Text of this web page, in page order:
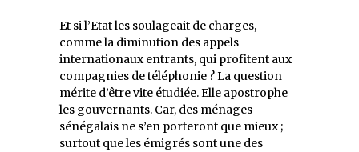
Et si l’Etat les soulageait de charges,
comme la diminution des appels
internationaux entrants, qui profitent aux
compagnies de téléphonie ? La question
mérite d’être vite étudiée. Elle apostrophe
les gouvernants. Car, des ménages
sénégalais ne s’en porteront que mieux ;
surtout que les émigrés sont une des